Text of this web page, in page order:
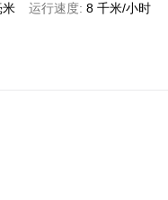
米 运行速度 8 千米/小时